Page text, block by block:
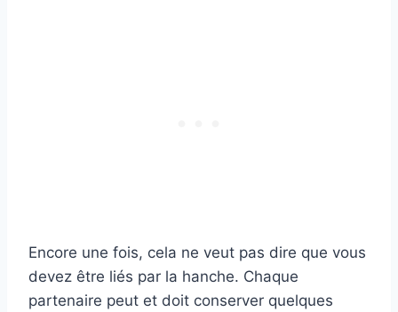
Encore une fois, cela ne veut pas dire que vous
devez être liés par la hanche. Chaque
partenaire peut et doit conserver quelques